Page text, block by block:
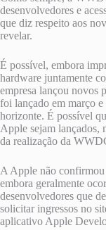
desenvolvedores e
que diz respeito aos
revelar.
É possível, embora
hardware juntamente
empresa lançou novos
foi lançado em março
horizonte. É possível
Apple sejam lançados,
da realização da
A Apple não
embora geralmente
desenvolvedores que
solicitar ingressos no
aplicativo Apple